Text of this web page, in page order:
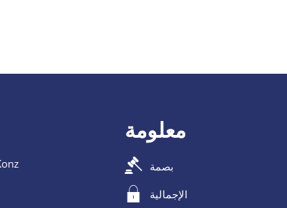
معلومة
بصمة
الإجمالية